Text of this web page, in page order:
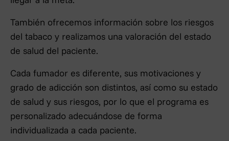
También ofrecemos información sobre los riesgos
del tabaco y realizamos una valoración del estado
de salud del paciente.
Cada fumador es diferente, sus motivaciones y
grado de adicción son distintos, así como su estado
de salud y sus riesgos, por lo que el programa es
personalizado adecuándose de forma
individualizada a cada paciente.